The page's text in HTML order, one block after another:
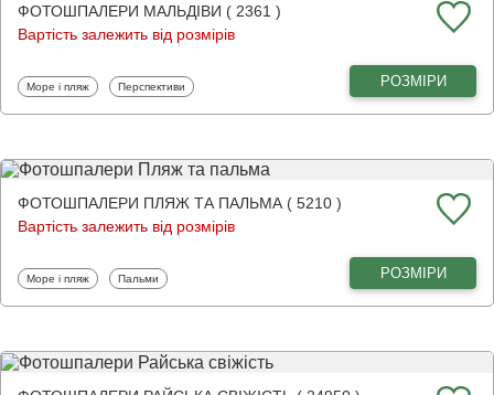
ФОТОШПАЛЕРИ МАЛЬДІВИ ( 2361 )
Вартість залежить від розмірів
Фотошпалери
Море і пляж Фотошпалери
Перспективи РОЗМІРИ
ФОТОШПАЛЕРИ ПЛЯЖ ТА ПАЛЬМА ( 5210 )
Вартість залежить від розмірів
Фотошпалери
Море і пляж Фотошпалери
Пальми РОЗМІРИ